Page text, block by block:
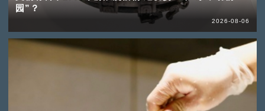
园”？
2026-08-06